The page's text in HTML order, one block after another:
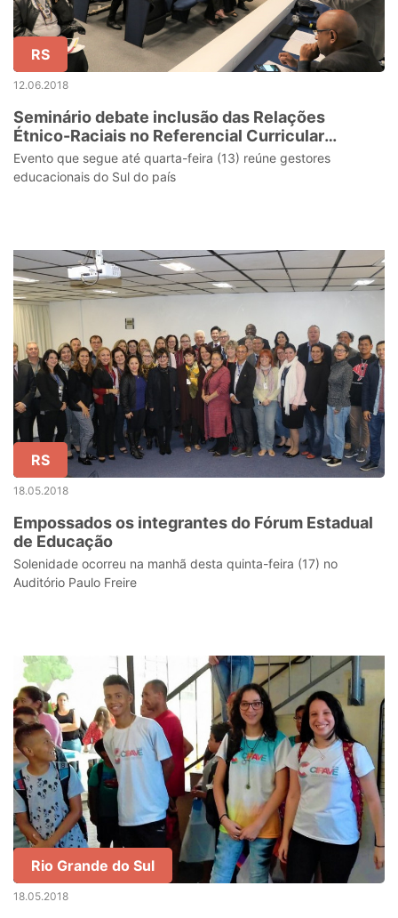
RS
12.06.2018
Seminário debate inclusão das Relações
Étnico-Raciais no Referencial Curricular
Gaúcho
Evento que segue até quarta-feira (13) reúne gestores
educacionais do Sul do país
RS
18.05.2018
Empossados os integrantes do Fórum Estadual
de Educação
Solenidade ocorreu na manhã desta quinta-feira (17) no
Auditório Paulo Freire
Rio Grande do Sul
18.05.2018